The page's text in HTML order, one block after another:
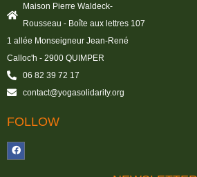
Maison Pierre Waldeck-
Rousseau - Boîte aux lettres 107
1 allée Monseigneur Jean-René
Calloc'h - 2900 QUIMPER
06 82 39 72 17
contact@yogasolidarity.org
FOLLOW